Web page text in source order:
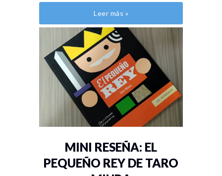
Leer más »
MINI RESEÑA: EL
PEQUEÑO REY DE TARO